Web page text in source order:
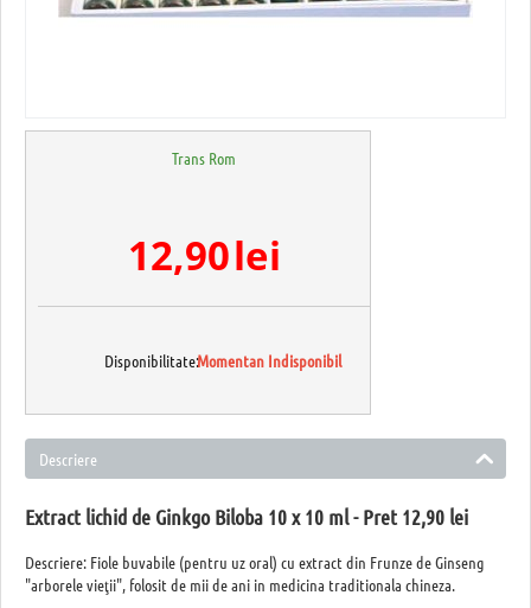
Trans Rom
12,90lei
Disponibilitate:Momentan Indisponibil
Descriere
Extract lichid de Ginkgo Biloba 10 x 10 ml - Pret 12,90 lei
Descriere: Fiole buvabile (pentru uz oral) cu extract din Frunze de Ginseng
"arborele vieţii", folosit de mii de ani in medicina traditionala chineza.